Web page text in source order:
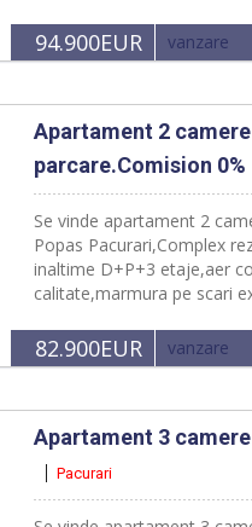
94.900EUR vanzare
Apartament 2
parcare.Comision 0%
Se vinde apartament 2
Popas Pacurari,Complex
inaltime D+P+3 etaje,aer
calitate,marmura pe scari
82.900EUR vanzare
Apartament 3
Pacurari